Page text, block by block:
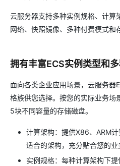
云服务器支持多种实例规格、计算
网络、快照镜像、多种付费模式和
拥有丰富ECS实例类型和
面向各类企业应用场景，云服务器
格族供您选择。按您的实际业务场
5块不同容量的存储磁盘。
计算架构：提供X86、ARM
适合的架构，充分贴合您的业
实例规格：每种计算架构下